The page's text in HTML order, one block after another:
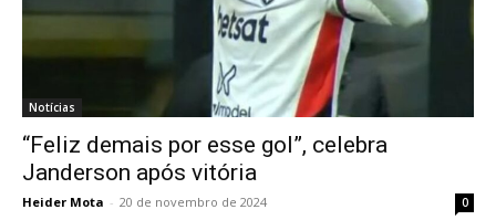
Notícias
“Feliz demais por esse gol”, celebra
Janderson após vitória
Heider Mota - 20 de novembro de 2024 0